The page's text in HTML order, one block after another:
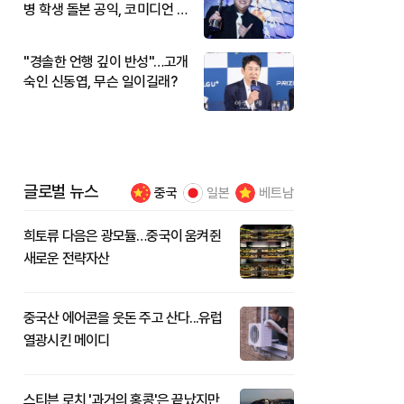
병 학생 돌본 공익, 코미디언 김
"경솔한 언행 깊이 반성"…고개
숙인 신동엽, 무슨 일이길래?
글로벌 뉴스 중국 일본 베트남
희토류 다음은 광모듈…중국이 움켜쥔
새로운 전략자산
중국산 에어콘을 웃돈 주고 산다...유럽
열광시킨 메이디
스티븐 로치 '과거의 홍콩'은 끝났지만